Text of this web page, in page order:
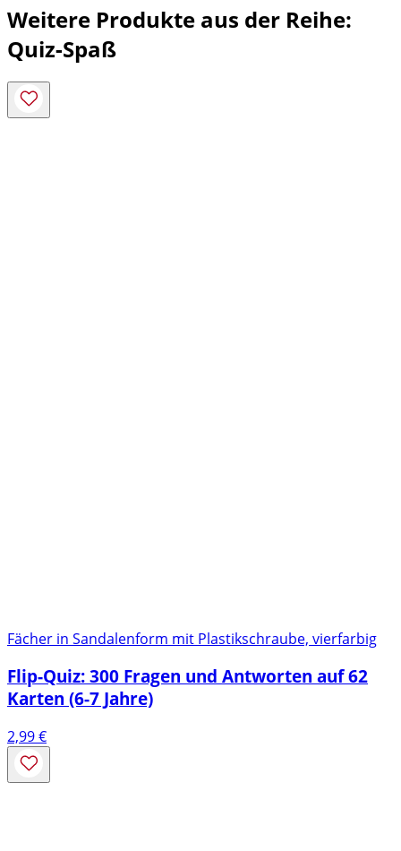
Weitere Produkte aus der Reihe:
Quiz-Spaß
Fächer in Sandalenform mit Plastikschraube, vierfarbig
Flip-Quiz: 300 Fragen und Antworten auf 62
Karten (6-7 Jahre)
2,99€